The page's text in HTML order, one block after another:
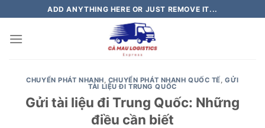
to
content
ADD ANYTHING HERE OR JUST REMOVE IT...
CHUYỂN PHÁT NHANH, CHUYỂN PHÁT NHANH QUỐC TẾ,GỬI
TÀI LIỆU ĐI TRUNG QUỐC
Gửi tài liệu đi Trung Quốc: Những
điều cần biết